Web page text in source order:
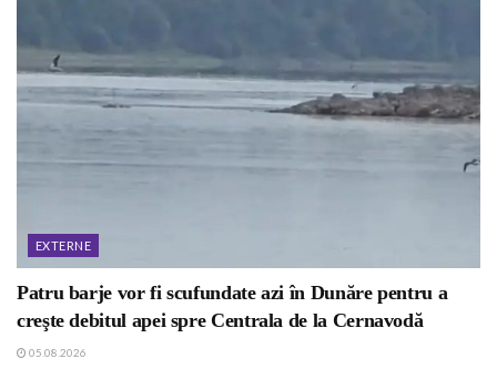
EXTERNE
Patru barje vor fi scufundate azi în Dunăre pentru a
creşte debitul apei spre Centrala de la Cernavodă
05.08.2026